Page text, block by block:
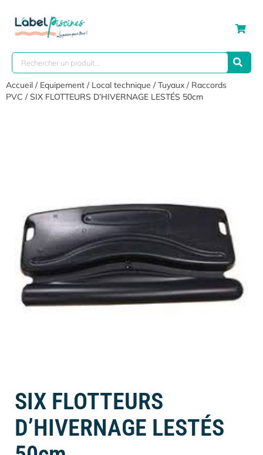
Accueil / Equipement / Local technique /Tuyaux / Raccords
PVC / SIX FLOTTEURS D’HIVERNAGE LESTÉS 50cm
SIX FLOTTEURS
D’HIVERNAGE LESTÉS